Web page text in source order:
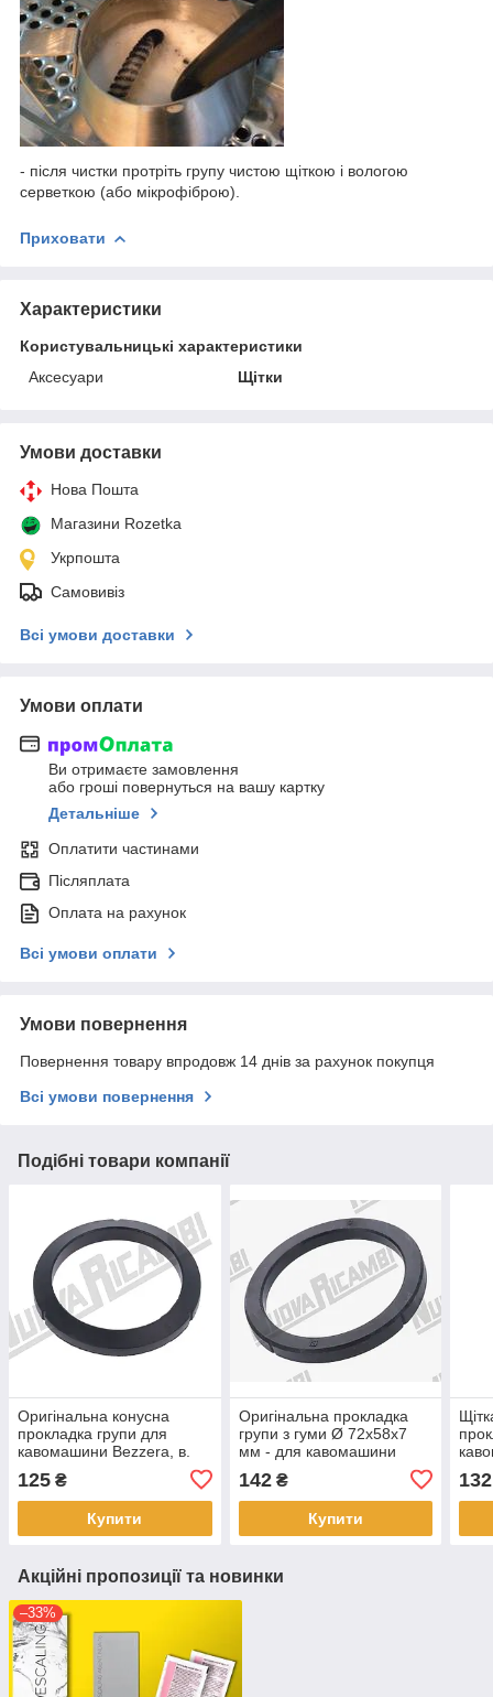
- після чистки протріть групу чистою щіткою і вологою
серветкою (або мікрофіброю).
Приховати
Характеристики
Користувальницькі характеристики
Аксесуари
Щітки
Умови доставки
Нова Пошта
Магазини Rozetka
Укрпошта
Самовивіз
Всі умови доставки
Умови оплати
Ви отримаєте замовлення
або гроші повернуться на вашу картку
Детальніше
Оплатити частинами
Післяплата
Оплата на рахунок
Всі умови оплати
Умови повернення
Повернення товару впродовж 14 днів за рахунок покупця
Всі умови повернення
Подібні товари компанії
Оригінальна конусна
прокладка групи для
кавомашини Bezzera, в.
125 ₴
Купити
Оригінальна прокладка
групи з гуми Ø 72x58x7
мм - для кавомашини
oscar - premier
142₴
Купити
132
Акційні пропозиції та новинки
–33%